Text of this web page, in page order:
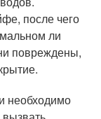
после чего
ли
повреждены,
необходимо